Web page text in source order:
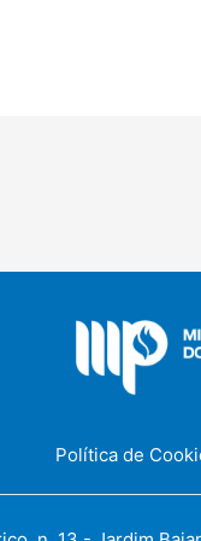
Política de